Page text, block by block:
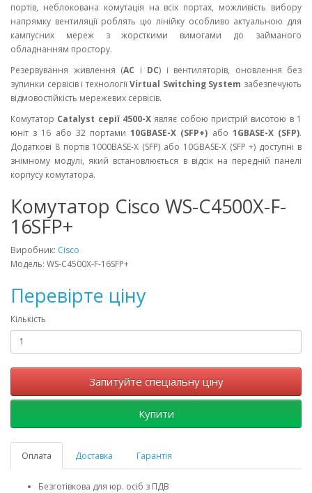
портів, неблокована комутація на всіх портах, можливість вибору
напрямку вентиляції роблять цю лінійку особливо актуальною для
кампусних мереж з жорсткими вимогами до займаного
обладнанням простору.
Резервування живлення (AC і DC) і вентиляторів, оновлення без
зупинки сервісів і технологіїVirtual Switching System забезпечують
відмовостійкість мережевих сервісів.
Комутатор Catalyst серії 4500-X являє собою пристрій висотою в 1
юніт з 16 або 32 портами10GBASE-X (SFP+) або 1GBASE-X (SFP).
Додаткові 8 портів 1000BASE-X (SFP) або 10GBASE-X (SFP +) доступні в
знімному модулі, який встановлюється в відсік на передній панелі
корпусу комутатора.
Комутатор Cisco WS-C4500X-F-
16SFP+
Виробник: Cisco
Модель: WS-C4500X-F-16SFP+
Перевірте ціну
Кількість
Запитуйте спеціальну ціну
Купити
Оплата Доставка Гарантія
Безготівкова для юр. осіб з ПДВ